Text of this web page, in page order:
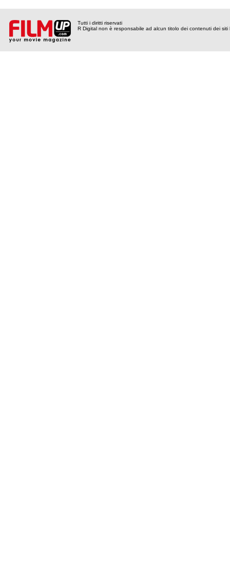
Tutti i diritti riservati
R Digital non è responsabile ad alcun titolo dei contenuti dei siti